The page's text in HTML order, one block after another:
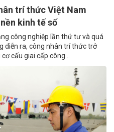
trí thức Việt Nam
kinh tế số
công nghiệp lần thứ tư và quá
diễn ra, công nhân trí thức trở
cấu giai cấp công...